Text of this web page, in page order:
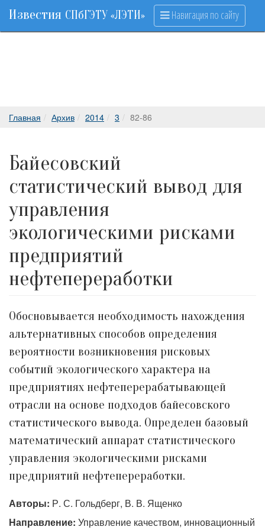
Известия СПбГЭТУ «ЛЭТИ» Навигация по сайту
Главная Архив 2014 3 82-86
Байесовский
статистический вывод для
управления
экологическими рисками
предприятий
нефтепереработки
Обосновывается необходимость нахождения
альтернативных способов определения
вероятности возникновения рисковых
событий экологического характера на
предприятиях нефтеперерабатывающей
отрасли на основе подходов байесовского
статистического вывода. Определен базовый
математический аппарат статистического
управления экологическими рисками
предприятий нефтепереработки.
Авторы: Р. С. Гольдберг, В. В. Ященко
Направление: Управление качеством, инновационный